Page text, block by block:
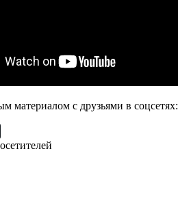
материалом с друзьями в соцсетях: